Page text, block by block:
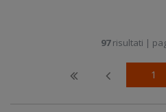
97risultati |
1